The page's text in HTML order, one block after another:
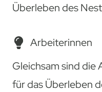
Überleben des
Arbeiterinnen
Gleichsam sind
für das Überleben